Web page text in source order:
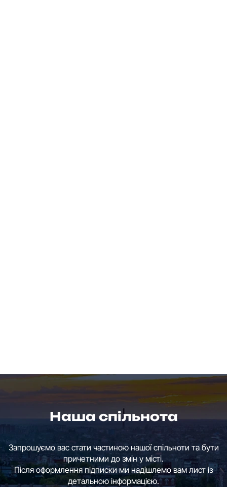
Наша спільнота
Запрошуємо вас стати частиною нашої спільноти та бути
причетними до змін у місті.
Після оформлення підписки ми надішлемо вам лист із
детальною інформацією.